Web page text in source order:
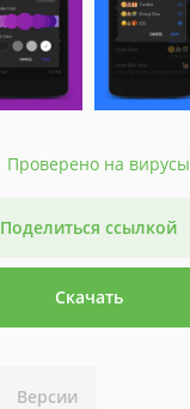
Проверено на вирусы
Поделиться ссылкой
Скачать
Версии